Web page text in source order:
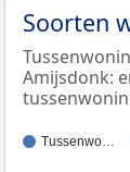
Soorten
Amijsdonk:
Tussenwo…